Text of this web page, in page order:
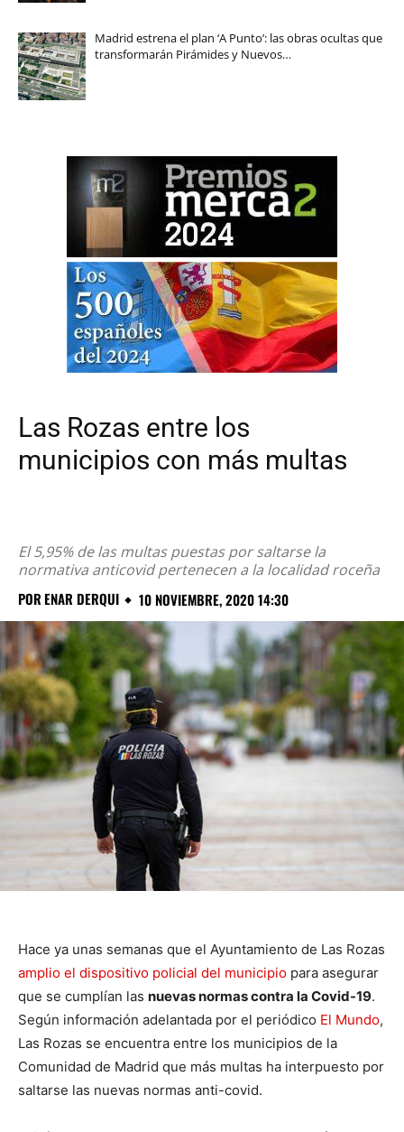
Madrid estrena el plan ‘A Punto’: las obras ocultas que
transformarán Pirámides y Nuevos…
Las Rozas entre los
municipios con más multas
El 5,95% de las multas puestas por saltarse la
normativa anticovid pertenecen a la localidad roceña
POR ENAR DERQUI 10 NOVIEMBRE, 2020 14:30
Hace ya unas semanas que el Ayuntamiento de Las Rozas
amplio el dispositivo policial del municipio para asegurar
que se cumplían las nuevas normas contra la Covid-19.
Según información adelantada por el periódico El Mundo,
Las Rozas se encuentra entre los municipios de la
Comunidad de Madrid que más multas ha interpuesto por
saltarse las nuevas normas anti-covid.